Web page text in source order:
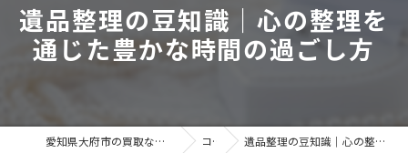
遺品整理の豆知識｜心の整理を
通じた豊かな時間の過ごし方
愛知県大府市の買取なら買取大吉 大府共栄町3丁目店 コラム 遺品整理の豆知識｜心の整理を通じた豊かな時間の過ごし方